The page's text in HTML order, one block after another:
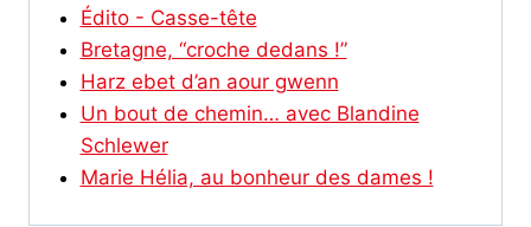
Édito - Casse-tête
Bretagne, “croche dedans !”
Harz ebet d’an aour gwenn
Un bout de chemin… avec Blandine
Schlewer
Marie Hélia, au bonheur des dames !